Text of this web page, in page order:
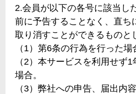
2.会員が以下の各号に該当し
前に予告することなく、直ち
取り消すことができるものと
（1）第6条の行為を行った場
（2）本サービスを利用せず
場合。
（3）弊社への申告、届出内